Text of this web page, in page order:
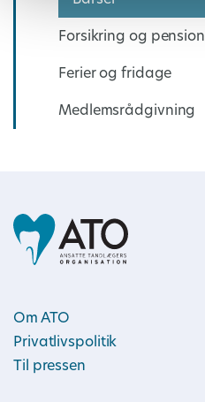
Forsikring og pension
Ferier og fridage
Medlemsrådgivning
Om ATO
Privatlivspolitik
Til pressen